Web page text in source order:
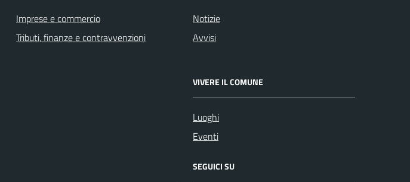
Imprese e commercio
Tributi, finanze e contravvenzioni
Notizie
Avvisi
VIVERE IL COMUNE
Luoghi
Eventi
SEGUICI SU